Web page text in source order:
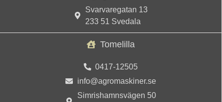
Svarvaregatan 13
233 51 Svedala
Tomelilla
0417-12505
info@agromaskiner.se
Simrishamnsvägen 50